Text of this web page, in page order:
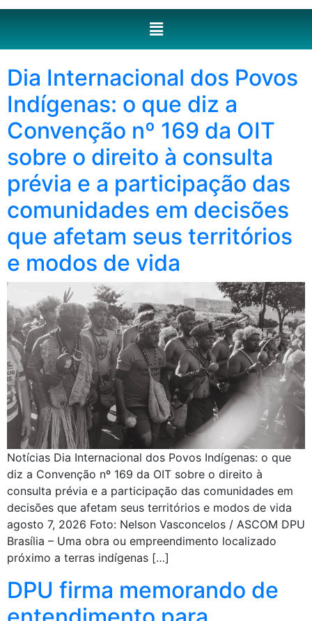
Dia Internacional dos Povos
Indígenas: o que diz a
Convenção nº 169 da OIT
sobre o direito à consulta
prévia e a participação das
comunidades em decisões
que afetam seus territórios
e modos de vida
Notícias Dia Internacional dos Povos Indígenas: o que
diz a Convenção nº 169 da OIT sobre o direito à
consulta prévia e a participação das comunidades em
decisões que afetam seus territórios e modos de vida
agosto 7, 2026 Foto: Nelson Vasconcelos / ASCOM DPU
Brasília – Uma obra ou empreendimento localizado
próximo a terras indígenas […]
DPU firma memorando de